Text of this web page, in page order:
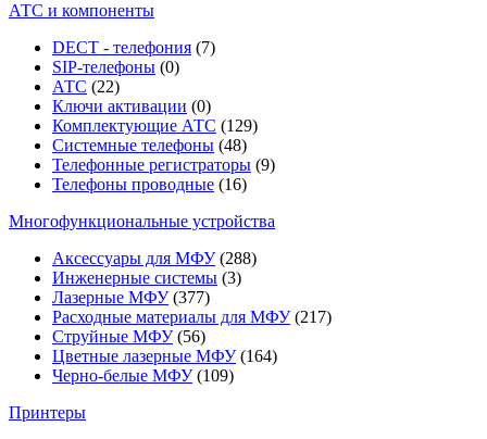
АТС и компоненты
DECT - телефония (7)
SIP-телефоны (0)
АТС (22)
Ключи активации (0)
Комплектующие АТС (129)
Системные телефоны (48)
Телефонные регистраторы (9)
Телефоны проводные (16)
Многофункциональные устройства
Аксессуары для МФУ(288)
Инженерные системы (3)
Лазерные МФУ(377)
Расходные материалы для МФУ(217)
Струйные МФУ(56)
Цветные лазерные МФУ(164)
Черно-белые МФУ(109)
Принтеры